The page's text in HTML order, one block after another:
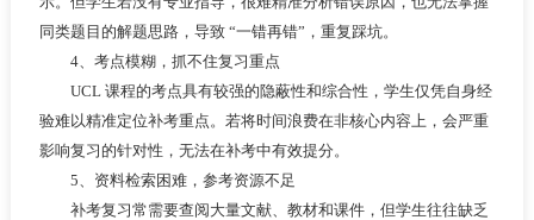
同类题目的解题思路，导致 “一错再错”，重复踩坑。
4、考点模糊，抓不住复习重点
UCL 课程的考点具有较强的隐蔽性和综合性，学生仅凭自身经
验难以精准定位补考重点。若将时间浪费在非核心内容上，会严重
影响复习的针对性，无法在补考中有效提分。
5、资料检索困难，参考资源不足
补考复习常需要查阅大量文献、教材和课件，但学生往往缺乏